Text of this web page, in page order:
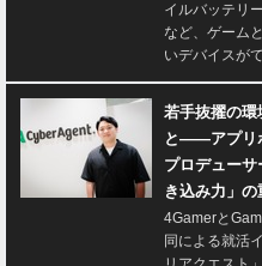
イルバッテリ
など、ゲーム
いデバイスが
若手抜擢の環
と――アプリ
プロデュー
き込み力」の
4Gamerと
同による就活